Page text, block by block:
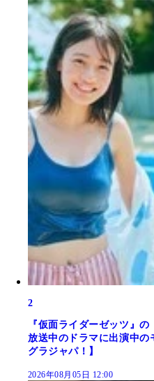
2
『仮面ライダーゼッツ』
放送中のドラマに出演中の
グラジャパ！】
2026年08月05日 12:00